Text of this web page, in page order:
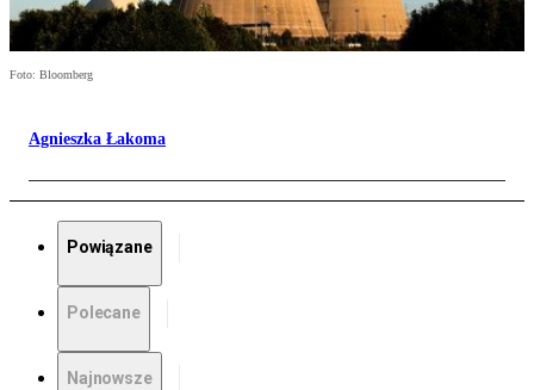
Foto: Bloomberg
Agnieszka Łakoma
Powiązane
Polecane
Najnowsze